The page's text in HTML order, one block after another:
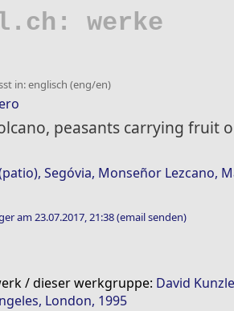
werke
in: englisch (eng/en)
peasants carrying fruit
Segóvia, Monseñor Lezcano,
am 23.07.2017, 21:38(email senden)
/ dieser werkgruppe: David Kunzle
London, 1995